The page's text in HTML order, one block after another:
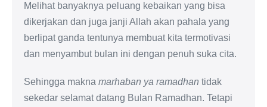
Melihat banyaknya peluang kebaikan yang bisa
dikerjakan dan juga janji Allah akan pahala yang
berlipat ganda tentunya membuat kita termotivasi
dan menyambut bulan ini dengan penuh suka cita.
Sehingga makna marhaban ya ramadhan tidak
sekedar selamat datang Bulan Ramadhan. Tetapi